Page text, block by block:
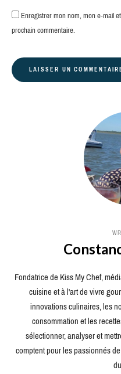
Enregistrer mon nom, mon e-mail
prochain commentaire.
Fondatrice de Kiss My Chef,
cuisine et à l'art de vivre
innovations culinaires, les
consommation et les
sélectionner, analyser et
comptent pour les passionnés